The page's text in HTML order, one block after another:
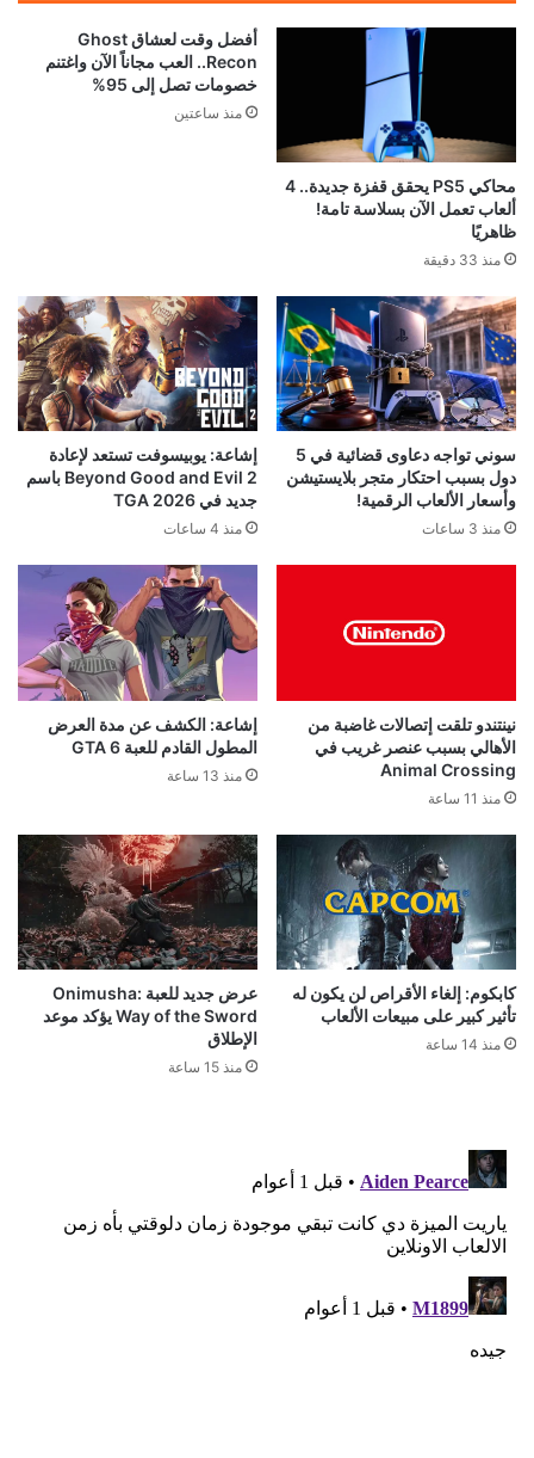
محاكي PS5 يحقق قفزة جديدة.. 4
ألعاب تعمل الآن بسلاسة تامة!
ظاهريًا
منذ 33 دقيقة
أفضل وقت لعشاق Ghost
Recon.. العب مجاناً الآن واغتنم
خصومات تصل إلى 95%
منذ ساعتين
سوني تواجه دعاوى قضائية في 5
دول بسبب احتكار متجر بلايستيشن
وأسعار الألعاب الرقمية!
منذ 3 ساعات
إشاعة: يوبيسوفت تستعد لإعادة
Beyond Good and Evil 2 باسم
جديد في TGA 2026
منذ 4 ساعات
نينتندو تلقت إتصالات غاضبة من
الأهالي بسبب عنصر غريب في
Animal Crossing
منذ 11 ساعة
إشاعة: الكشف عن مدة العرض
المطول القادم للعبة GTA 6
منذ 13 ساعة
كابكوم: إلغاء الأقراص لن يكون له
تأثير كبير على مبيعات الألعاب
منذ 14 ساعة
عرض جديد للعبة Onimusha:
Way of the Sword يؤكد موعد
الإطلاق
منذ 15 ساعة